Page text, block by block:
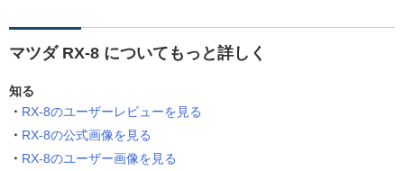
マツダ RX-8 についてもっと詳しく
知る
RX-8のユーザーレビューを見る
RX-8の公式画像を見る
RX-8のユーザー画像を見る